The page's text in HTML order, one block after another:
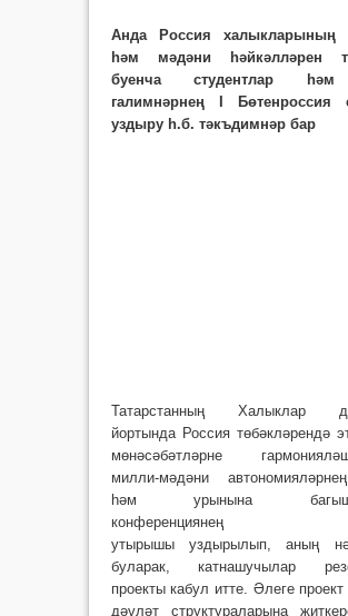
Анда Россия халыкларының
һәм мәдәни һәйкәлләрен
буенча студентлар
галимнәрнең I Бөтенроссия
уздыру һ.б. тәкъдимнәр бар
Татарстанның Халыклар
йортында Россия төбәкләрендә
мөнәсәбәтләрне
милли-мәдәни
һәм урынына
конференциянең
утырышы уздырылып, аның
буларак, катнашучылар
проекты кабул итте. Әлеге
дәүләт структураларына